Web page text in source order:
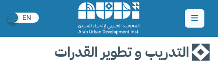
التدريب و تطوير القدرات